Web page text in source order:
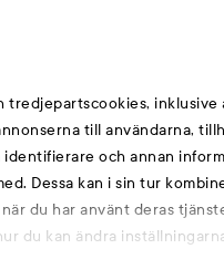
inklusive
till användarna,
och annan
Dessa kan i sin tur
du har använt deras
du kan ändra
också gillar